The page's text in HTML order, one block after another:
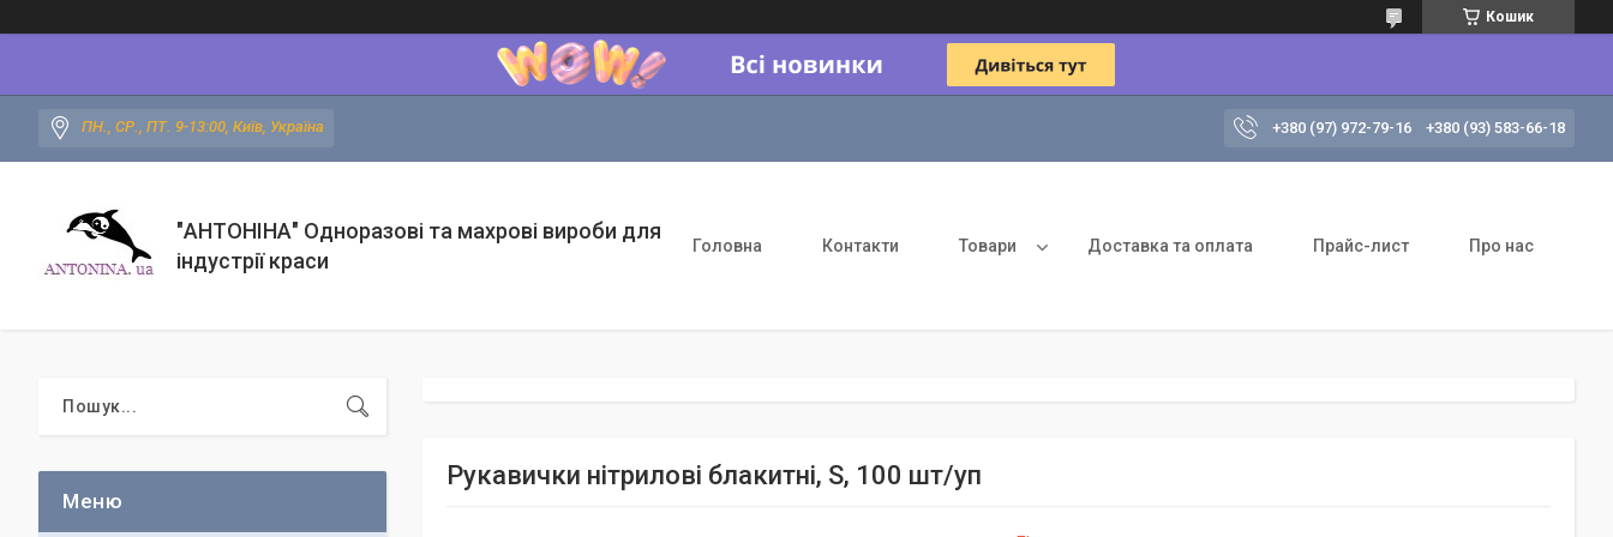
Кошик
ПН., СР., ПТ. 9-13:00, Київ, Україна +380 (97) 972-79-16 +380 (93) 583-66-18
"АНТОНІНА" Одноразові та махрові вироби для
індустрії краси
Головна Контакти Товари Доставка та оплата Прайс-лист Про нас
Рукавички нітрилові блакитні, S, 100 шт/уп